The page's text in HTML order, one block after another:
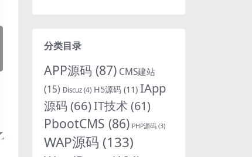
分类目录
APP源码 (87) CMS建站
(15) Discuz (4) H5源码 (11) IApp
源码 (66)IT技术(61)
PbootCMS (86) PHP源码 (3)
WAP源码 (133)